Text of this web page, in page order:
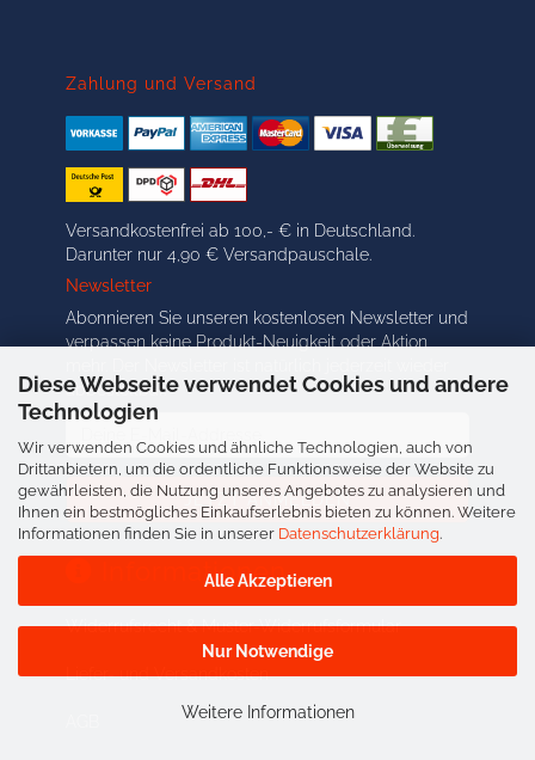
Diese Webseite verwendet Cookies und andere
Technologien
Wir verwenden Cookies und ähnliche Technologien, auch von
Drittanbietern, um die ordentliche Funktionsweise der Website zu
gewährleisten, die Nutzung unseres Angebotes zu analysieren und
Ihnen ein bestmögliches Einkaufserlebnis bieten zu können. Weitere
Informationen finden Sie in unserer Datenschutzerklärung.
Alle Akzeptieren
Nur Notwendige
Weitere Informationen
Zahlung und Versand
Versandkostenfrei ab 100,- € in Deutschland.
Darunter nur 4,90 € Versandpauschale.
Newsletter
Abonnieren Sie unseren kostenlosen Newsletter und
verpassen keine Produkt-Neuigkeit oder Aktion
abbestellbar.
Deine
E-
Mail-
Addresse
Informationen
Widerrufsrecht & Muster-Widerrufsformular
Liefer- und Versandkosten